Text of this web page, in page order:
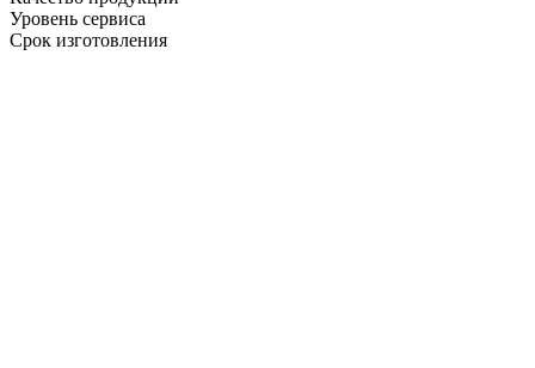
Уровень сервиса
Срок изготовления